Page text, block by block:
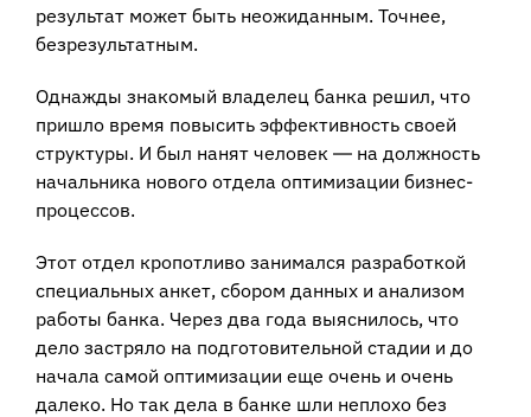
результат может быть неожиданным. Точнее,
безрезультатным.
Однажды знакомый владелец банка решил, что
пришло время повысить эффективность своей
структуры. И был нанят человек ― на должность
начальника нового отдела оптимизации бизнес-
процессов.
Этот отдел кропотливо занимался разработкой
специальных анкет, сбором данных и анализом
работы банка. Через два года выяснилось, что
дело застряло на подготовительной стадии и до
начала самой оптимизации еще очень и очень
далеко. Но так дела в банке шли неплохо без